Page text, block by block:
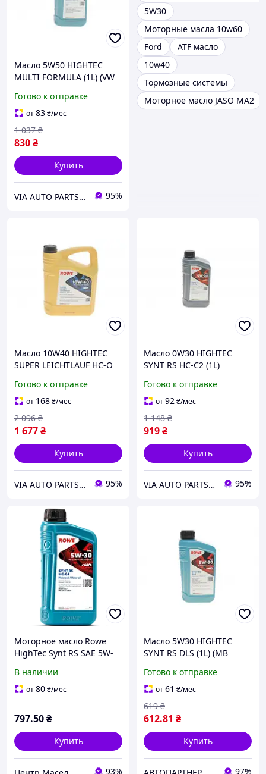
Масло 5W50 HIGHTEC
MULTI FORMULA (1L) (VW
229.31/229.51/226.5) (ACEA
C3)
Готово к отправке
от83₴/мес
830₴
1 037 ₴
Купить
VIA AUTO PARTS MARKET 95%
5W30
Моторные масла 10w60
Ford
ATF масло
10w40
Тормозные системы
Моторное масло JASO MA2
Масло 10W40 HIGHTEC
SUPER LEICHTLAUF HC-O
229.3/226.5/229.1/RN
0700/0710)
Готово к отправке
от 168₴/мес
1 677₴
2 096 ₴
Купить
VIA AUTO PARTS MARKET 95%
Масло 0W30 HIGHTEC
SYNT RS HC-C2 (1L)
18-1811 SC1 LV/PSA B71
2312) (ACEA C2)
Готово к отправке
от92₴/мес
919₴
1 148 ₴
Купить
VIA AUTO PARTS MARKET 95%
Моторное масло Rowe
HighTec Synt RS SAE 5W-
В наличии
от80₴/мес
797.50₴
Купить
93%
Масло 5W30 HIGHTEC
SYNT RS DLS (1L) (MB
229.52/BMW LL-04) (ACEA
C2,C3/API SN/CF)
Готово к отправке
от61 ₴/мес
612.81 ₴
619 ₴
Купить
97%